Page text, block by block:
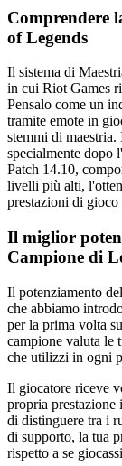
Comprendere
of Legends
Il sistema di
in cui Riot Games
Pensalo come un
tramite emote in
stemmi di
specialmente dopo
Patch 14.10,
livelli più alti,
prestazioni di gioco
Il miglior
Campione di
Il potenziamento
che abbiamo
per la prima volta
campione valuta le
che utilizzi in ogni
Il giocatore riceve
propria prestazione
di distinguere tra i
di supporto, la tua
rispetto a se